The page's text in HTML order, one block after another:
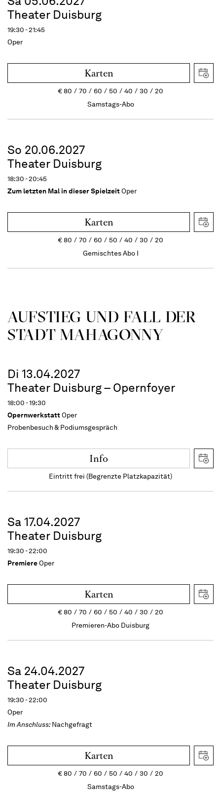
Theater Duisburg
19:30 - 21:45
Oper
Karten
€80 70 60 50 40 30
20
Samstags-Abo
So 20.06.2027
Theater Duisburg
18:30 - 20:45
Zum letzten Mal in dieser SpielzeitOper
Karten
€80 70 60 50 40 30
20
Gemischtes Abo I
AUFSTIEG UND FALL DER
STADT MAHAGONNY
Di 13.04.2027
Theater Duisburg – Opernfoyer
18:00 - 19:30
OpernwerkstattOper
Probenbesuch & Podiumsgespräch
Info
Eintritt frei (Begrenzte Platzkapazität)
Sa 17.04.2027
Theater Duisburg
19:30 - 22:00
PremiereOper
Karten
€80 70 60 50 40 30
20
Premieren-Abo Duisburg
Sa 24.04.2027
Theater Duisburg
19:30 - 22:00
Oper
Im Anschluss:Nachgefragt
Karten
€80 70 60 50 40 30
20
Samstags-Abo